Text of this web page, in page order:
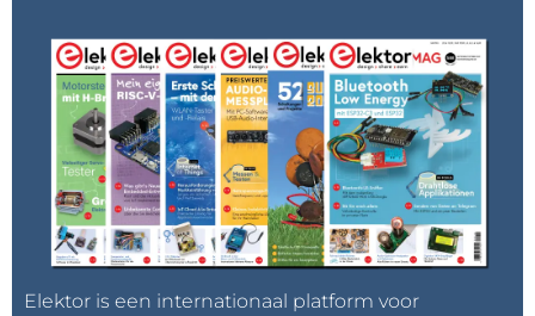
Elektor is een internationaal platform voor